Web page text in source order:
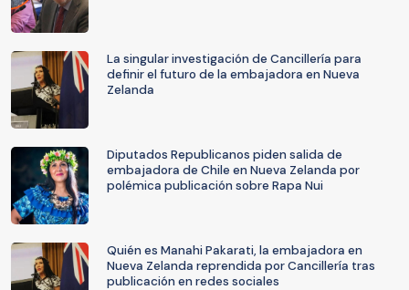
La singular investigación de Cancillería para
definir el futuro de la embajadora en Nueva
Zelanda
Diputados Republicanos piden salida de
embajadora de Chile en Nueva Zelanda por
polémica publicación sobre Rapa Nui
Quién es Manahi Pakarati, la embajadora en
Nueva Zelanda reprendida por Cancillería tras
publicación en redes sociales